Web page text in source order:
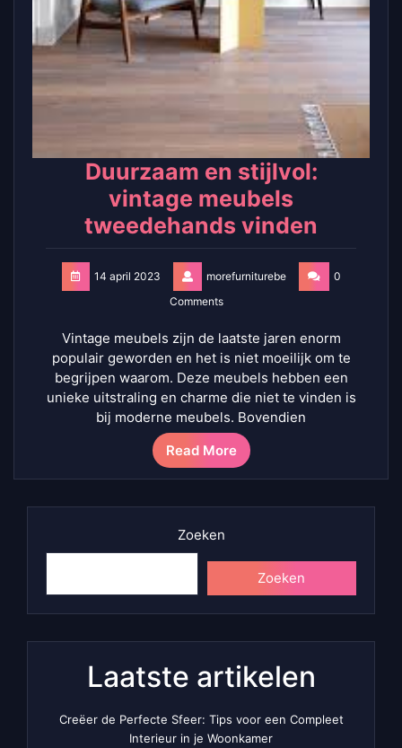
Duurzaam en stijlvol:
vintage meubels
tweedehands vinden
14 april 2023 morefurniturebe
0
Comments
Vintage meubels zijn de laatste jaren enorm
populair geworden en het is niet moeilijk om te
begrijpen waarom. Deze meubels hebben een
unieke uitstraling en charme die niet te vinden is
bij moderne meubels. Bovendien
Read More
Zoeken
Zoeken
Laatste artikelen
Creëer de Perfecte Sfeer: Tips voor een Compleet
Interieur in je Woonkamer